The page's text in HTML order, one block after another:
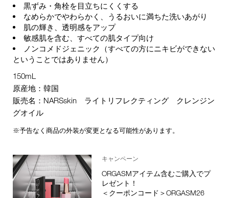
黒ずみ・角栓を目立ちにくくする
なめらかでやわらかく、うるおいに満ちた洗いあがり
肌の輝き、透明感をアップ
敏感肌を含む、すべての肌タイプ向け
ノンコメドジェニック（すべての方にニキビができない
ということではありません）
150mL
原産地：韓国
販売名：NARSskin ライトリフレクティング クレンジン
グオイル
※予告なく商品の外装が変更となる可能性があります。
キャンペーン
ORGASMアイテム含むご購入でプ
レゼント！
＜クーポンコード＞ORGASM26